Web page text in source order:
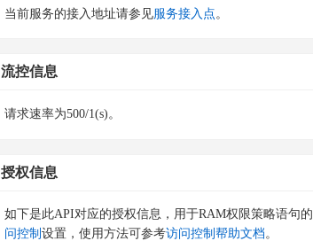
当前服务的接入地址请参见服务接入点。
流控信息
请求速率为500/1(s)。
授权信息
如下是此API对应的授权信息，用于RAM权限策略语句的
问控制 设置，使用方法可参考访问控制帮助文档。